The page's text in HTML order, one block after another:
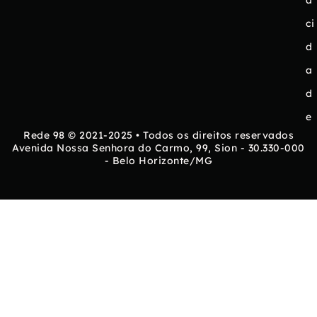
ci
d
a
d
e
Rede 98 © 2021-2025 • Todos os direitos reservados
Avenida Nossa Senhora do Carmo, 99, Sion - 30.330-000
- Belo Horizonte/MG